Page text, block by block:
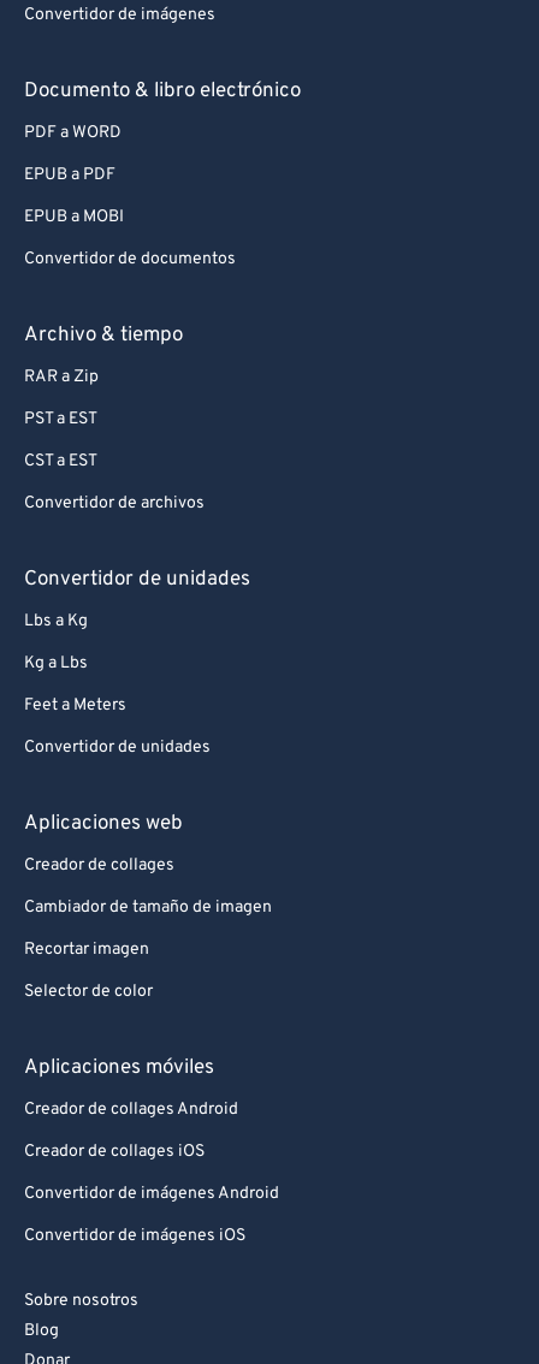
Convertidor de imágenes
Documento & libro electrónico
PDF a WORD
EPUB a PDF
EPUB a MOBI
Convertidor de documentos
Archivo & tiempo
RAR a Zip
PST a EST
CST a EST
Convertidor de archivos
Convertidor de unidades
Lbs a Kg
Kg a Lbs
Feet a Meters
Convertidor de unidades
Aplicaciones web
Creador de collages
Cambiador de tamaño de imagen
Recortar imagen
Selector de color
Aplicaciones móviles
Creador de collages Android
Creador de collages iOS
Convertidor de imágenes Android
Convertidor de imágenes iOS
Sobre nosotros
Blog